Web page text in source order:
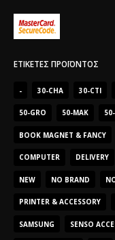
ΕΤΙΚΈΤΕΣ ΠΡΟΪΌΝΤΟΣ
- 30-CHA 30-CTI
50-GRO 50-MAK
BOOK MAGNET & FANCY
COMPUTER DELIVERY
NEW NO BRAND
PRINTER & ACCESSORY
SAMSUNG SENSO